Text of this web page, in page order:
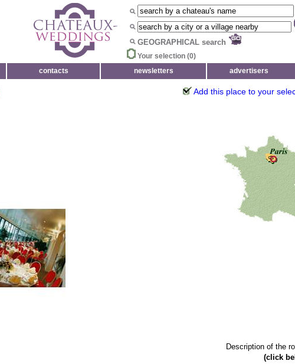
GEOGRAPHICAL search
Your selection (0)
contacts newsletters advertisers
Add this place to your
Description of the
(click